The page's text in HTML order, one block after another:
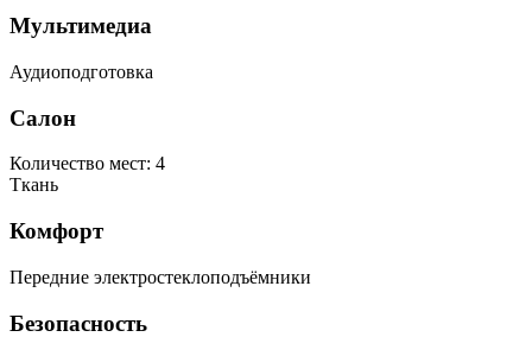
Мультимедиа
Аудиоподготовка
Салон
Количество мест: 4
Ткань
Комфорт
Передние электростеклоподъёмники
Безопасность